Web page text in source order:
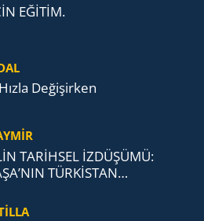
EĞİTİM.
Değişirken
TARİHSEL İZDÜŞÜMÜ:
TÜRKİSTAN
UZANAN MİRASI